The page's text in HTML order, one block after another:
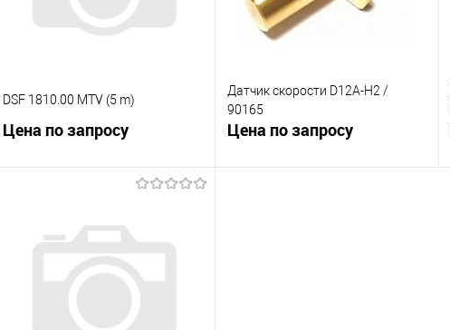
DSF 1810.00 MTV (5 m)
Цена по запросу
В корзину
К сравнению
В избранное
Под заказ
Датчик скорости D12A-H2 /
90165
Цена по запросу